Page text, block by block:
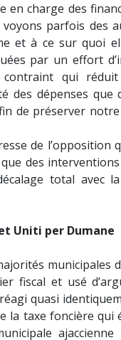
charge des
parfois des
et à ce sur quoi
par un effort
qui
des dépenses
de préserver
de l’opposition
des
total avec
Uniti per Dumane
municipales
fiscal et usé
quasi
la taxe foncière